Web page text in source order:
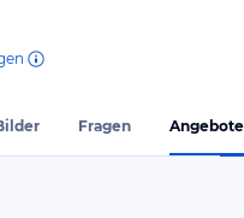
Fragen Angebote